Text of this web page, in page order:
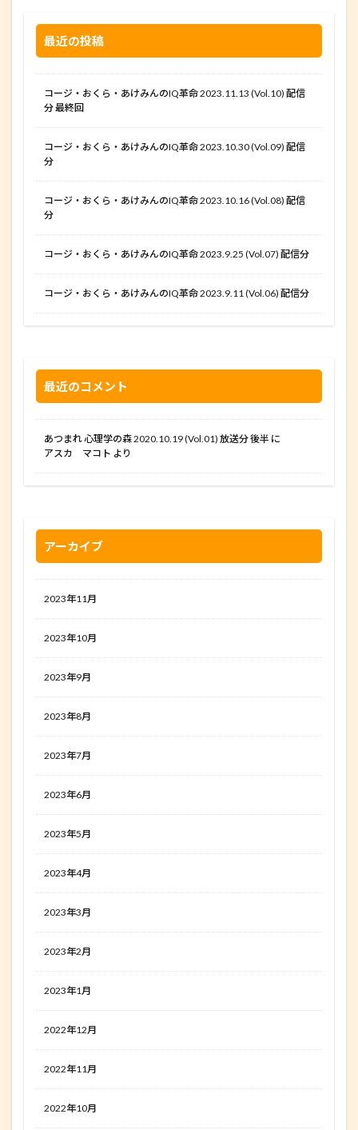
最近の投稿
コージ・おくら・あけみんのIQ革命 2023.11.13 (Vol.10) 配信
分 最終回
コージ・おくら・あけみんのIQ革命 2023.10.30 (Vol.09) 配信
分
コージ・おくら・あけみんのIQ革命 2023.10.16 (Vol.08) 配信
分
コージ・おくら・あけみんのIQ革命 2023.9.25 (Vol.07) 配信分
コージ・おくら・あけみんのIQ革命 2023.9.11 (Vol.06) 配信分
最近のコメント
あつまれ 心理学の森 2020.10.19 (Vol.01) 放送分 後半 に
アスカ マコト より
アーカイブ
2023年11月
2023年10月
2023年9月
2023年8月
2023年7月
2023年6月
2023年5月
2023年4月
2023年3月
2023年2月
2023年1月
2022年12月
2022年11月
2022年10月